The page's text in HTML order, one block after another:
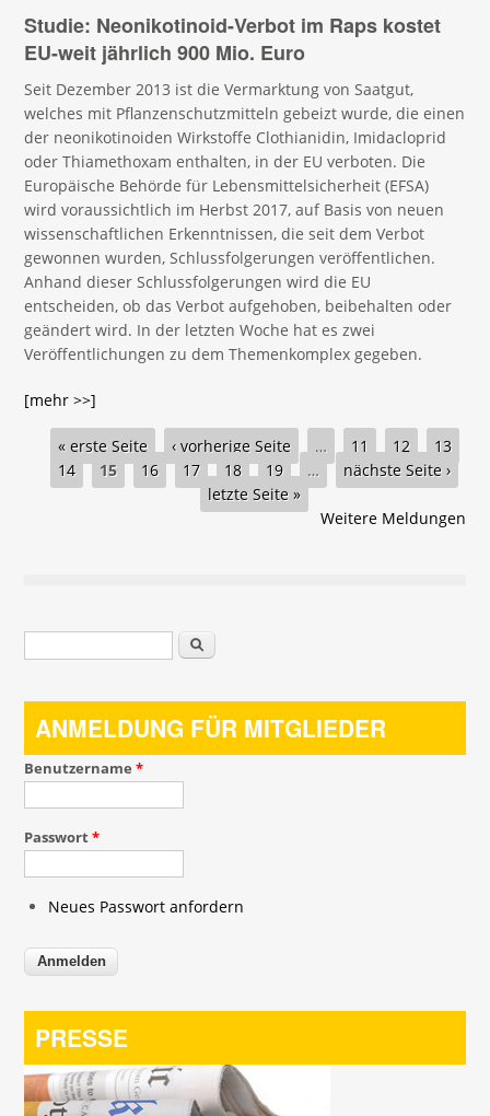
Studie: Neonikotinoid-Verbot im Raps kostet
EU-weit jährlich 900 Mio. Euro
Seit Dezember 2013 ist die Vermarktung von Saatgut,
welches mit Pflanzenschutzmitteln gebeizt wurde, die einen
der neonikotinoiden Wirkstoffe Clothianidin, Imidacloprid
oder Thiamethoxam enthalten, in der EU verboten. Die
Europäische Behörde für Lebensmittelsicherheit (EFSA)
wird voraussichtlich im Herbst 2017, auf Basis von neuen
wissenschaftlichen Erkenntnissen, die seit dem Verbot
gewonnen wurden, Schlussfolgerungen veröffentlichen.
Anhand dieser Schlussfolgerungen wird die EU
entscheiden, ob das Verbot aufgehoben, beibehalten oder
geändert wird. In der letzten Woche hat es zwei
Veröffentlichungen zu dem Themenkomplex gegeben.
[mehr >>]
Seiten
« erste Seite ‹ vorherige Seite … 11 12
13
14
15 16 17 18 19 …
nächste Seite ›
letzte Seite »
Weitere Meldungen
Suchformular Suche
ANMELDUNG FÜR MITGLIEDER
Benutzername*
Passwort*
Neues Passwort anfordern
PRESSE